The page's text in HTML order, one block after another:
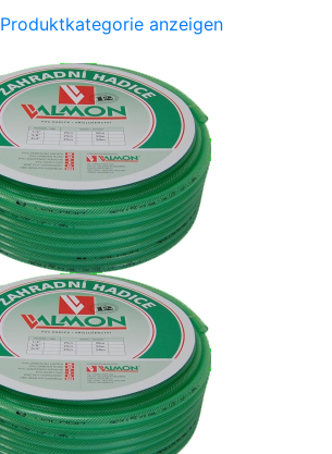
Produktkategorie anzeigen